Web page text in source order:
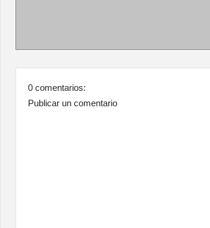
0 comentarios:
Publicar un comentario